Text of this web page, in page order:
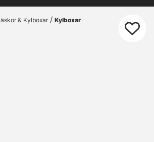
& Kylboxar Kylboxar